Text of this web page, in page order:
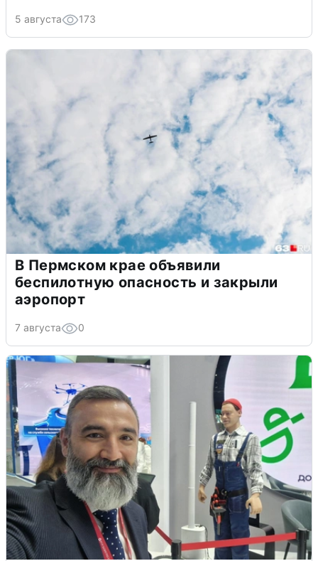
5 августа 173
В Пермском крае объявили
беспилотную опасность и закрыли
аэропорт
7 августа 0